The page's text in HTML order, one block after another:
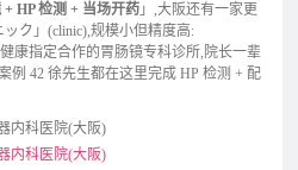
HP 检测 + 当场开药 」,大阪还有一家更
ク」(clinic),规模小但精度高:
康指定合作的胃肠镜专科诊所,院长一辈
例 42 徐先生都在这里完成 HP 检测 + 配
内科医院(大阪)